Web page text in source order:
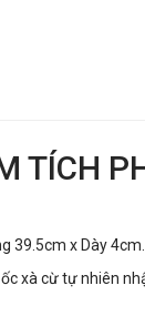
TÍCH
39.5cm x Dày 4cm.
xà cừ tự nhiên